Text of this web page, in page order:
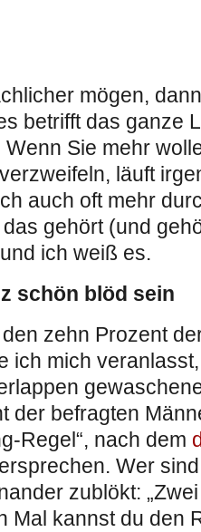
mögen,
betrifft das ganze
Wenn Sie mehr
läuft
auch oft mehr
gehört (und
ich weiß es.
schön blöd sein
zehn Prozent
ich mich
der befragten
Regel“, nach dem
Wer
zublökt:
Mal kannst du den